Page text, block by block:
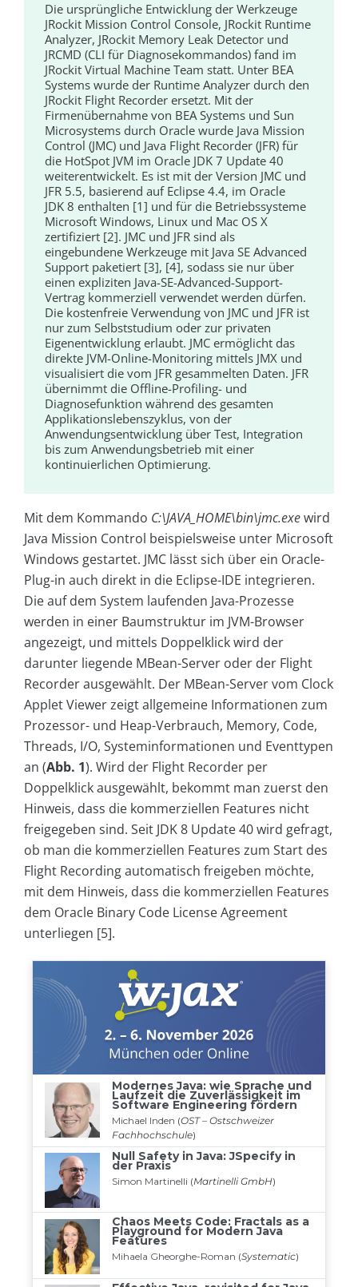
Die ursprüngliche Entwicklung der Werkzeuge
JRockit Mission Control Console, JRockit Runtime
Analyzer, JRockit Memory Leak Detector und
JRCMD (CLI für Diagnosekommandos) fand im
JRockit Virtual Machine Team statt. Unter BEA
Systems wurde der Runtime Analyzer durch den
JRockit Flight Recorder ersetzt. Mit der
Firmenübernahme von BEA Systems und Sun
Microsystems durch Oracle wurde Java Mission
Control (JMC) und Java Flight Recorder (JFR) für
die HotSpot JVM im Oracle JDK 7 Update 40
weiterentwickelt. Es ist mit der Version JMC und
JFR 5.5, basierend auf Eclipse 4.4, im Oracle
JDK 8 enthalten [1] und für die Betriebssysteme
Microsoft Windows, Linux und Mac OS X
zertifiziert [2]. JMC und JFR sind als
eingebundene Werkzeuge mit Java SE Advanced
Support paketiert [3], [4], sodass sie nur über
einen expliziten Java-SE-Advanced-Support-
Vertrag kommerziell verwendet werden dürfen.
Die kostenfreie Verwendung von JMC und JFR ist
nur zum Selbststudium oder zur privaten
Eigenentwicklung erlaubt. JMC ermöglicht das
direkte JVM-Online-Monitoring mittels JMX und
visualisiert die vom JFR gesammelten Daten. JFR
übernimmt die Offline-Profiling- und
Diagnosefunktion während des gesamten
Applikationslebenszyklus, von der
Anwendungsentwicklung über Test, Integration
bis zum Anwendungsbetrieb mit einer
kontinuierlichen Optimierung.
Mit dem Kommando C:\JAVA_HOME\bin\jmc.exewird
Java Mission Control beispielsweise unter Microsoft
Windows gestartet. JMC lässt sich über ein Oracle-
Plug-in auch direkt in die Eclipse-IDE integrieren.
Die auf dem System laufenden Java-Prozesse
werden in einer Baumstruktur im JVM-Browser
angezeigt, und mittels Doppelklick wird der
darunter liegende MBean-Server oder der Flight
Recorder ausgewählt. Der MBean-Server vom Clock
Applet Viewer zeigt allgemeine Informationen zum
Prozessor- und Heap-Verbrauch, Memory, Code,
Threads, I/O, Systeminformationen und Eventtypen
an (Abb. 1). Wird der Flight Recorder per
Doppelklick ausgewählt, bekommt man zuerst den
Hinweis, dass die kommerziellen Features nicht
freigegeben sind. Seit JDK 8 Update 40 wird gefragt,
ob man die kommerziellen Features zum Start des
Flight Recording automatisch freigeben möchte,
mit dem Hinweis, dass die kommerziellen Features
dem Oracle Binary Code License Agreement
unterliegen [5].